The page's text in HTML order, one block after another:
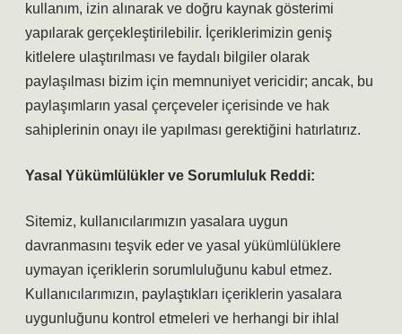
kullanım, izin alınarak ve doğru kaynak gösterimi
yapılarak gerçekleştirilebilir. İçeriklerimizin geniş
kitlelere ulaştırılması ve faydalı bilgiler olarak
paylaşılması bizim için memnuniyet vericidir; ancak, bu
paylaşımların yasal çerçeveler içerisinde ve hak
sahiplerinin onayı ile yapılması gerektiğini hatırlatırız.
Yasal Yükümlülükler ve Sorumluluk Reddi:
Sitemiz, kullanıcılarımızın yasalara uygun
davranmasını teşvik eder ve yasal yükümlülüklere
uymayan içeriklerin sorumluluğunu kabul etmez.
Kullanıcılarımızın, paylaştıkları içeriklerin yasalara
uygunluğunu kontrol etmeleri ve herhangi bir ihlal